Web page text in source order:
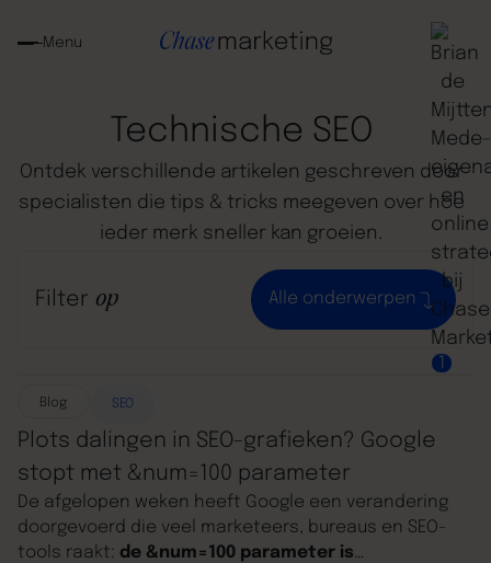
Menu
1
Technische SEO
Ontdek verschillende artikelen geschreven door
specialisten die tips & tricks meegeven over hoe
ieder merk sneller kan groeien.
Filter op Alle onderwerpen
Blog SEO
Plots dalingen in SEO-grafieken? Google
stopt met &num=100 parameter
De afgelopen weken heeft Google een verandering
doorgevoerd die veel marketeers, bureaus en SEO-
tools raakt: de &num=100 parameter is